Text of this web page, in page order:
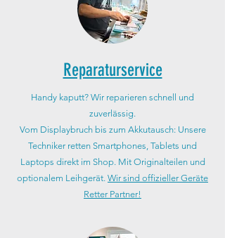
Reparaturservice
Handy kaputt? Wir reparieren schnell und
zuverlässig.
Vom Displaybruch bis zum Akkutausch: Unsere
Techniker retten Smartphones, Tablets und
Laptops direkt im Shop. Mit Originalteilen und
optionalem Leihgerät. Wir sind offizieller Geräte
Retter Partner!